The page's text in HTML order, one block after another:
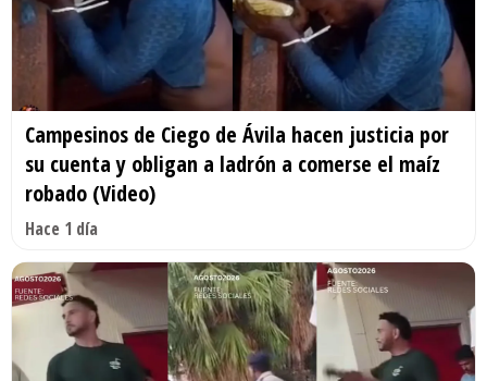
Campesinos de Ciego de Ávila hacen justicia por
su cuenta y obligan a ladrón a comerse el maíz
robado (Video)
Hace 1 día